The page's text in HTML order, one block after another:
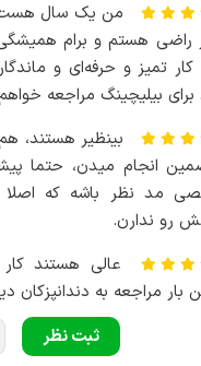
من یک سال هست
راضی هستم و برام
کار تمیز و حرفه‌ای و
بیلیچینگ مراجعه
بینظیر هستند،
انجام میدن، حتما
مد نظر باشه که اصلا
رو ندارن.
عالی هستند
بار مراجعه به دندانپزکان
عالی عالی عالی
ثبت نظر